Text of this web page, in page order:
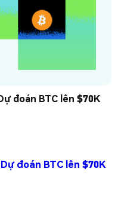
đoán BTC lên $70K
đoán BTC lên $70K